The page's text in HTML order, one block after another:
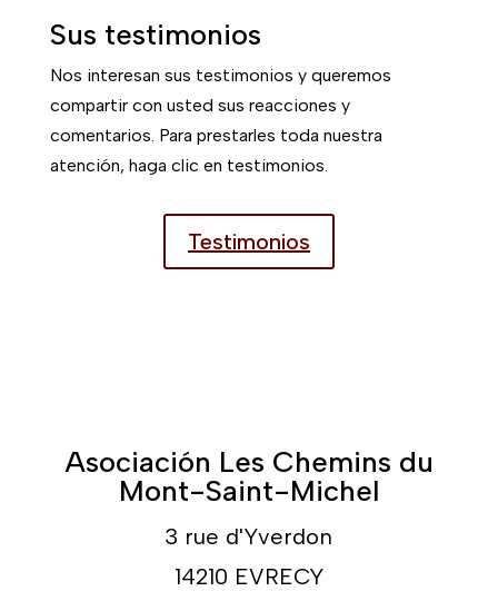
Sus testimonios
Nos interesan sus testimonios y queremos
compartir con usted sus reacciones y
comentarios. Para prestarles toda nuestra
atención, haga clic en testimonios.
Testimonios
Asociación Les Chemins du
Mont-Saint-Michel
3 rue d'Yverdon
14210 EVRECY